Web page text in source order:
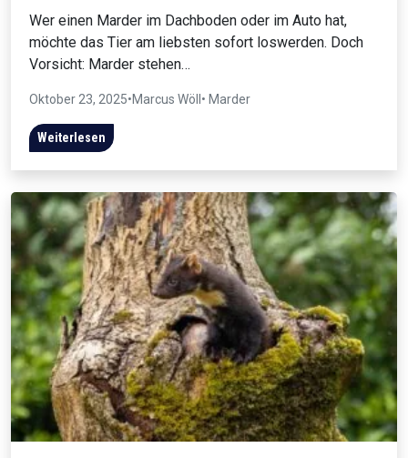
Wer einen Marder im Dachboden oder im Auto hat,
möchte das Tier am liebsten sofort loswerden. Doch
Vorsicht: Marder stehen…
Oktober 23, 2025•Marcus Wöll • Marder
Weiterlesen